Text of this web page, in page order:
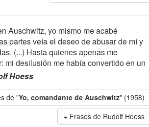
Auschwitz, yo mismo me acabé
partes veía el deseo de abusar de mí y
(...) Hasta quienes apenas me
mi desilusión me había convertido en un
Hoess
de "Yo, comandante de Auschwitz" (1958)
Frases de Rudolf Hoess